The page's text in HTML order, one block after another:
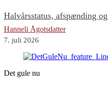
Halvårsstatus, afspænding
Hanneli Ågotsdatter
7. juli 2026
Det gule nu